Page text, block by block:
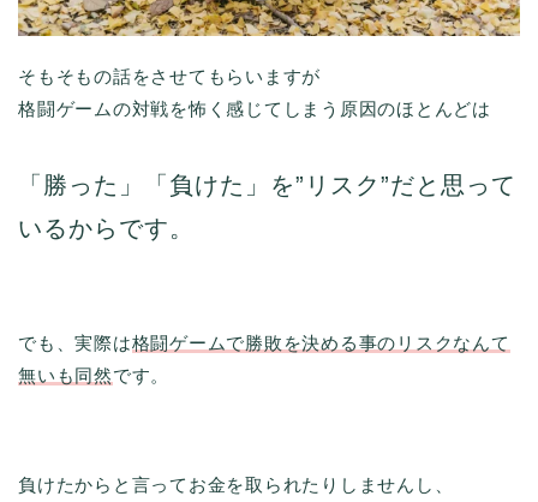
そもそもの話をさせてもらいますが
格闘ゲームの対戦を怖く感じてしまう原因のほとんどは
「勝った」「負けた」を”リスク”だと思って
いるからです。
でも、実際は格闘ゲームで勝敗を決める事のリスクなんて
無いも同然です。
負けたからと言ってお金を取られたりしませんし、